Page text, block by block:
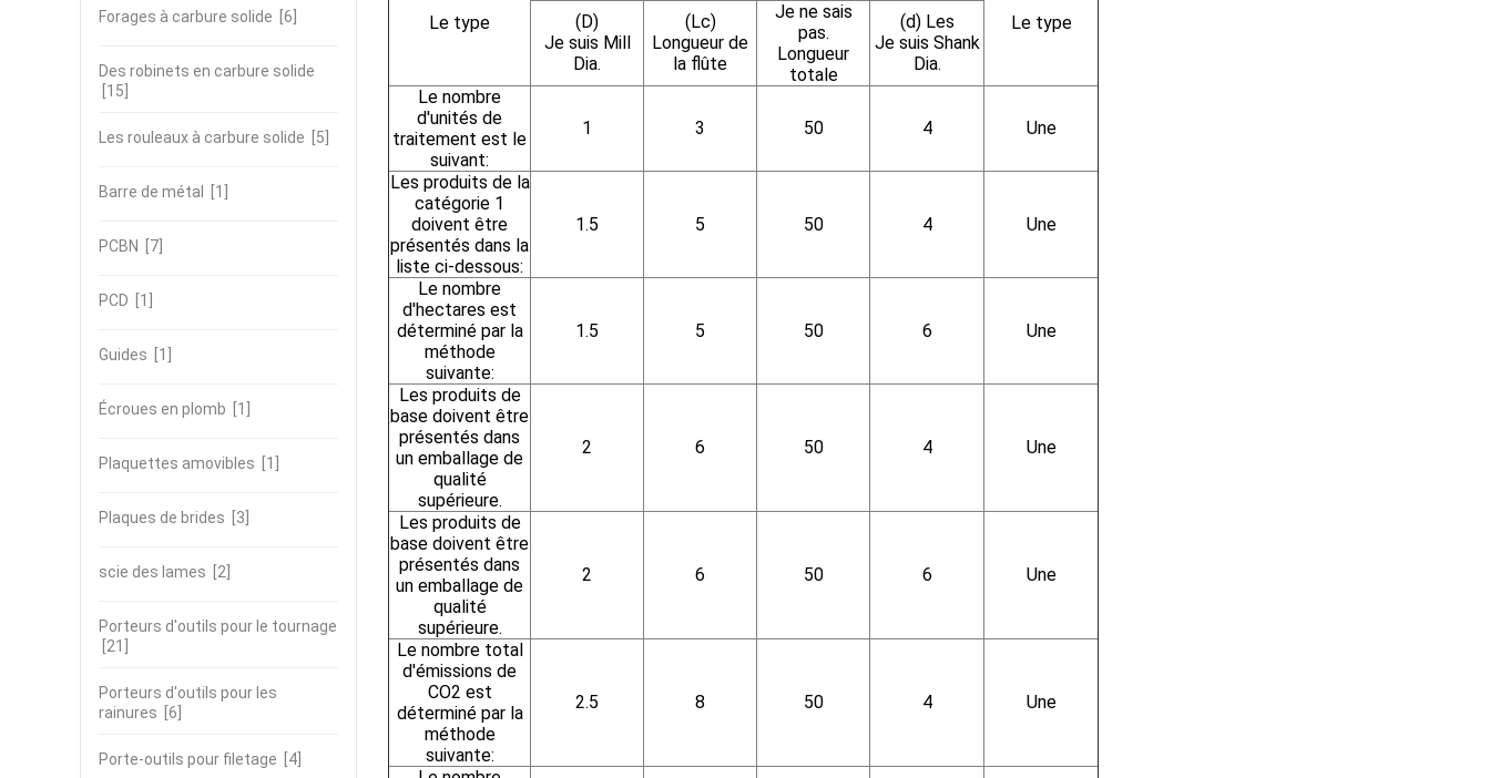
Forages à carbure solide [6]
Des robinets en carbure solide
[15]
Les rouleaux à carbure solide [5]
Barre de métal [1]
PCBN [7]
PCD [1]
Guides [1]
Écroues en plomb [1]
Plaquettes amovibles [1]
Plaques de brides [3]
scie des lames [2]
Porteurs d'outils pour le tournage
[21]
Porteurs d'outils pour les
rainures [6]
Porte-outils pour filetage [4]
Le type
Le type
(D)
Je suis Mill
Dia.
(Lc)
Longueur de
la flûte
Je ne sais
pas.
Longueur
totale
(d) Les
Je suis Shank
Dia.
Le nombre
d'unités de
traitement est le
suivant:
1 3 50 4 Une
Les produits de la
catégorie 1
doivent être
présentés dans la
liste ci-dessous:
1.5 5 50 4 Une
Le nombre
d'hectares est
déterminé par la
méthode
suivante:
1.5 5 50 6 Une
Les produits de
base doivent être
présentés dans
un emballage de
qualité
supérieure.
2 6 50 4 Une
Les produits de
base doivent être
présentés dans
un emballage de
qualité
supérieure.
2 6 50 6 Une
Le nombre total
d'émissions de
CO2 est
déterminé par la
méthode
suivante:
2.5 8 50 4 Une